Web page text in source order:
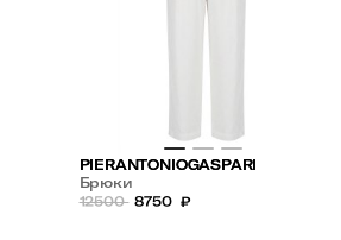
PIERANTONIOGASPARI
Брюки
12500 8750 ₽